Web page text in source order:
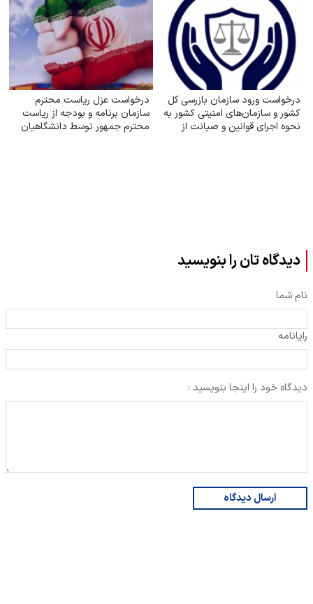
درخواست ورود سازمان بازرسی کل
کشور و سازمان‌های امنیتی کشور به
نحوه اجرای قوانین و صیانت از
درخواست عزل ریاست محترم
سازمان برنامه و بودجه از ریاست
محترم جمهور توسط دانشگاهیان
دیدگاه تان را بنویسید
نام شما
رایانامه
دیدگاه خود را اینجا بنویسید :
ارسال دیدگاه